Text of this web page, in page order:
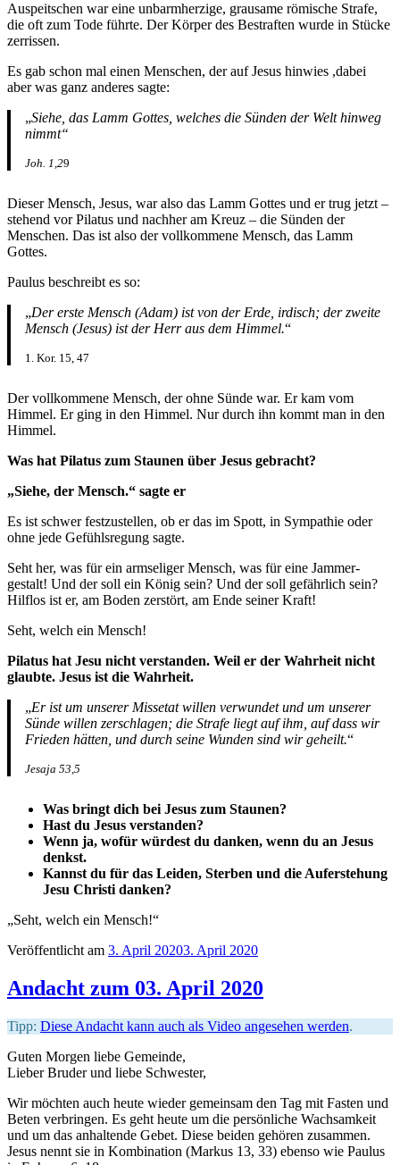
Auspeitschen war eine unbarmherzige, grausame römische Strafe,
die oft zum Tode führte. Der Körper des Bestraften wurde in Stücke
zerrissen.
Es gab schon mal einen Menschen, der auf Jesus hinwies ,dabei
aber was ganz anderes sagte:
„Siehe, das Lamm Gottes, welches die Sünden der Welt hinweg
nimmt“
Joh. 1,29
Dieser Mensch, Jesus, war also das Lamm Gottes und er trug jetzt –
stehend vor Pilatus und nachher am Kreuz – die Sünden der
Menschen. Das ist also der vollkommene Mensch, das Lamm
Gottes.
Paulus beschreibt es so:
„Der erste Mensch (Adam) ist von der Erde, irdisch; der zweite
Mensch (Jesus) ist der Herr aus dem Himmel.“
1. Kor. 15, 47
Der vollkommene Mensch, der ohne Sünde war. Er kam vom
Himmel. Er ging in den Himmel. Nur durch ihn kommt man in den
Himmel.
Was hat Pilatus zum Staunen über Jesus gebracht?
„Siehe, der Mensch.“ sagte er
Es ist schwer festzustellen, ob er das im Spott, in Sympathie oder
ohne jede Gefühlsregung sagte.
Seht her, was für ein armseliger Mensch, was für eine Jammer­
gestalt! Und der soll ein König sein? Und der soll gefährlich sein?
Hilflos ist er, am Boden zerstört, am Ende seiner Kraft!
Seht, welch ein Mensch!
Pilatus hat Jesu nicht verstanden. Weil er der Wahrheit nicht
glaubte. Jesus ist die Wahrheit.
„Er ist um unserer Missetat willen verwundet und um unserer
Sünde willen zer­schlagen; die Strafe liegt auf ihm, auf dass wir
Frieden hätten, und durch seine Wunden sind wir geheilt.“
Jesaja 53,5
Was bringt dich bei Jesus zum Staunen?
Hast du Jesus verstanden?
Wenn ja, wofür würdest du danken, wenn du an Jesus
denkst.
Kannst du für das Leiden, Sterben und die Auferstehung
Jesu Christi danken?
„Seht, welch ein Mensch!“
Veröffentlicht am 3. April 20203. April 2020
Andacht zum 03. April 2020
Tipp: Diese Andacht kann auch als Video angesehen werden.
Guten Morgen liebe Gemeinde,
Lieber Bruder und liebe Schwester,
Wir möchten auch heute wieder gemeinsam den Tag mit Fasten und
Beten verbringen. Es geht heute um die persönliche Wachsamkeit
und um das anhaltende Gebet. Diese beiden gehören zusammen.
Jesus nennt sie in Kombination (Markus 13, 33) ebenso wie Paulus